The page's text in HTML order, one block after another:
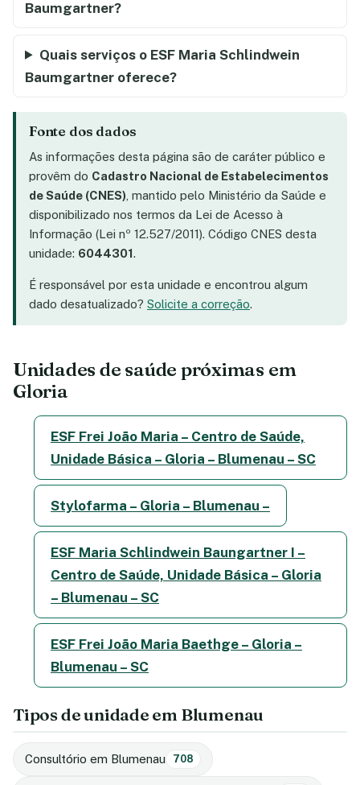
Baumgartner?
Quais serviços o ESF Maria Schlindwein
Baumgartner oferece?
Fonte dos dados
As informações desta página são de caráter público e
provêm do Cadastro Nacional de Estabelecimentos
de Saúde (CNES) , mantido pelo Ministério da Saúde e
disponibilizado nos termos da Lei de Acesso à
Informação (Lei nº 12.527/2011). Código CNES desta
unidade: 6044301.
É responsável por esta unidade e encontrou algum
dado desatualizado? Solicite a correção.
Unidades de saúde próximas em
Gloria
ESF Frei João Maria – Centro de Saúde,
Unidade Básica – Gloria – Blumenau – SC
Stylofarma – Gloria – Blumenau –
ESF Maria Schlindwein Baungartner I –
Centro de Saúde, Unidade Básica – Gloria
– Blumenau – SC
ESF Frei João Maria Baethge – Gloria –
Blumenau – SC
Tipos de unidade em Blumenau
Consultório em Blumenau 708